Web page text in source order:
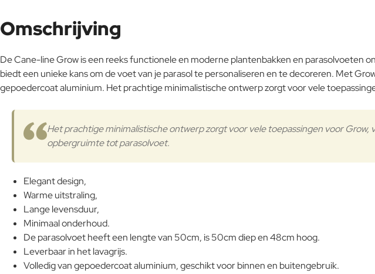
Omschrijving
De Cane-line Grow is een reeks functionele en moderne plantenbakken en
biedt een unieke kans om de voet van je parasol te personaliseren en te decoreren. Met
gepoedercoat aluminium. Het prachtige minimalistische ontwerp zorgt voor vele
Het prachtige minimalistische ontwerp zorgt voor vele toepassingen voor Grow,
opbergruimte tot parasolvoet.
Elegant design,
Warme uitstraling,
Lange levensduur,
Minimaal onderhoud.
De parasolvoet heeft een lengte van 50cm, is 50cm diep en 48cm hoog.
Leverbaar in het lavagrijs.
Volledig van gepoedercoat aluminium, geschikt voor binnen en buitengebruik.